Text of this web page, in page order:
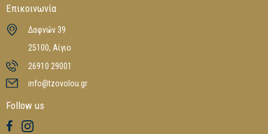
Επικοινωνία
Δαφνών 39
25100, Αίγιο
26910 29001
info@tzovolou.gr
Follow us